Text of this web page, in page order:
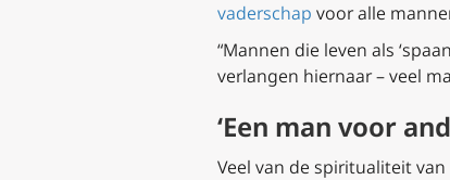
vaderschap voor alle
“Mannen die leven als
verlangen hiernaar – veel
‘Een man voor
Veel van de spiritualiteit